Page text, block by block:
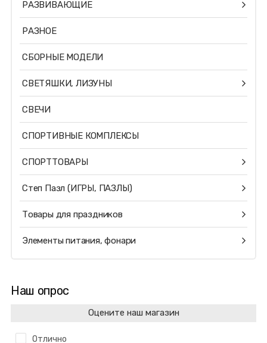
РАЗВИВАЮЩИЕ
РАЗНОЕ
СБОРНЫЕ МОДЕЛИ
СВЕТЯШКИ, ЛИЗУНЫ
СВЕЧИ
СПОРТИВНЫЕ КОМПЛЕКСЫ
СПОРТТОВАРЫ
Степ Пазл (ИГРЫ, ПАЗЛЫ)
Товары для праздников
Элементы питания, фонари
Наш опрос
Оцените наш магазин
Отлично